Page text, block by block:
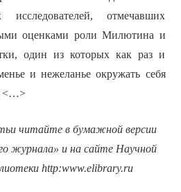
исследователей, отмечавших
оценками роли Милютина и
один из которых как раз и
и нежеланье окружать себя
<…>
читайте в бумажной версии
журнала» и на сайте Научной
http:www.elibrary.ru